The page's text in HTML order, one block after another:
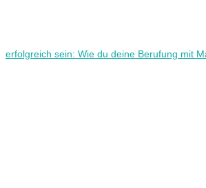
erfolgreich sein: Wie du deine Berufung mit